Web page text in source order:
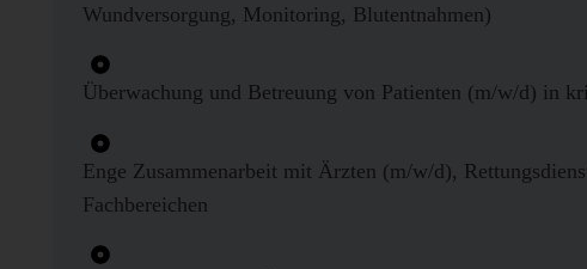
Wundversorgung, Monitoring, Blutentnahmen)
Überwachung und Betreuung von Patienten (m/w/d) in
Enge Zusammenarbeit mit Ärzten (m/w/d),
Fachbereichen